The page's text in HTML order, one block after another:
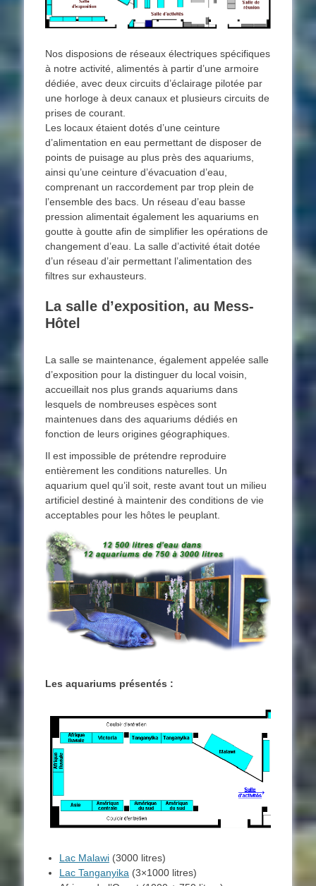
Nos disposions de réseaux électriques spécifiques
à notre activité, alimentés à partir d’une armoire
dédiée, avec deux circuits d’éclairage pilotée par
une horloge à deux canaux et plusieurs circuits de
prises de courant.
Les locaux étaient dotés d’une ceinture
d’alimentation en eau permettant de disposer de
points de puisage au plus près des aquariums,
ainsi qu’une ceinture d’évacuation d’eau,
comprenant un raccordement par trop plein de
l’ensemble des bacs. Un réseau d’eau basse
pression alimentait également les aquariums en
goutte à goutte afin de simplifier les opérations de
changement d’eau. La salle d’activité était dotée
d’un réseau d’air permettant l’alimentation des
filtres sur exhausteurs.
La salle d’exposition, au Mess-
Hôtel
La salle se maintenance, également appelée salle
d’exposition pour la distinguer du local voisin,
accueillait nos plus grands aquariums dans
lesquels de nombreuses espèces sont
maintenues dans des aquariums dédiés en
fonction de leurs origines géographiques.
Il est impossible de prétendre reproduire
entièrement les conditions naturelles. Un
aquarium quel qu’il soit, reste avant tout un milieu
artificiel destiné à maintenir des conditions de vie
acceptables pour les hôtes le peuplant.
Les aquariums présentés :
Lac Malawi (3000 litres)
Lac Tanganyika (3×1000 litres)